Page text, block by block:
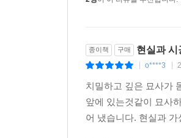
종이책 구매 현실과 시
o****3
치밀하고 깊은 묘사가
앞에 있는것같이 묘사
어 냈습니다. 현실과